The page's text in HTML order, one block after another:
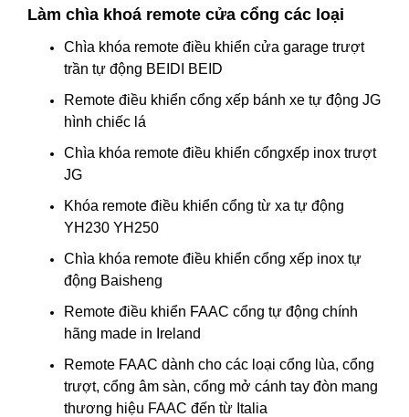
Làm chìa khoá remote cửa cổng các loại
Chìa khóa remote điều khiển cửa garage trượt
trần tự động BEIDI BEID
Remote điều khiển cổng xếp bánh xe tự động JG
hình chiếc lá
Chìa khóa remote điều khiển cổngxếp inox trượt
JG
Khóa remote điều khiển cổng từ xa tự động
YH230 YH250
Chìa khóa remote điều khiển cổng xếp inox tự
động Baisheng
Remote điều khiển FAAC cổng tự động chính
hãng made in Ireland
Remote FAAC dành cho các loại cổng lùa, cổng
trượt, cổng âm sàn, cổng mở cánh tay đòn mang
thương hiệu FAAC đến từ Italia